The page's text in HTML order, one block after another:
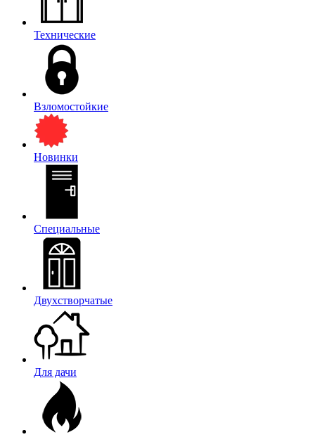
Технические
Взломостойкие
Новинки
Специальные
Двухстворчатые
Для дачи